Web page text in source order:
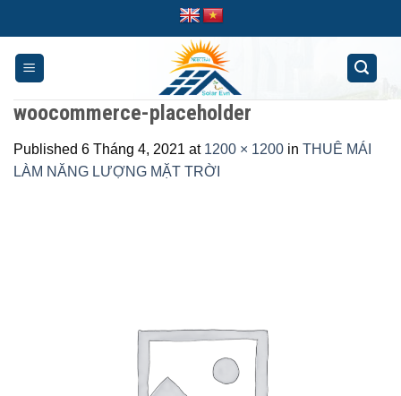
content
woocommerce-placeholder
Published 6 Tháng 4, 2021 at 1200 × 1200 in THUÊ MÁI
LÀM NĂNG LƯỢNG MẶT TRỜI